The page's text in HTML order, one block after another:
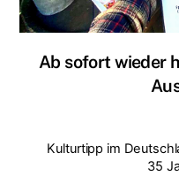
Ab sofort wieder
Kulturtipp im
35